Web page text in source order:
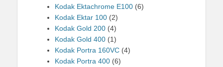
Kodak Ektachrome E100 (6)
Kodak Ektar 100 (2)
Kodak Gold 200 (4)
Kodak Gold 400 (1)
Kodak Portra 160VC (4)
Kodak Portra 400 (6)